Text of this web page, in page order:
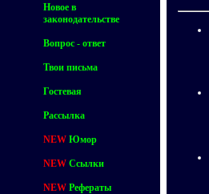
Новое в
законодательстве
Вопрос - ответ
Твои письма
Гостевая
Рассылка
NEW Юмор
NEW Ссылки
NEW Рефераты